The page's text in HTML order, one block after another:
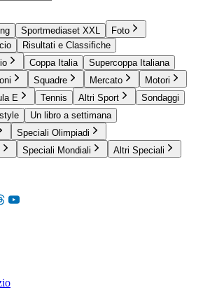
Sportmediaset XXL
Foto
Risultati e Classifiche
Coppa Italia
Supercoppa Italiana
Squadre Mercato
Motori
E Tennis Altri Sport
Sondaggi
Un libro a settimana
Speciali Olimpiadi
Speciali Mondiali Altri Speciali